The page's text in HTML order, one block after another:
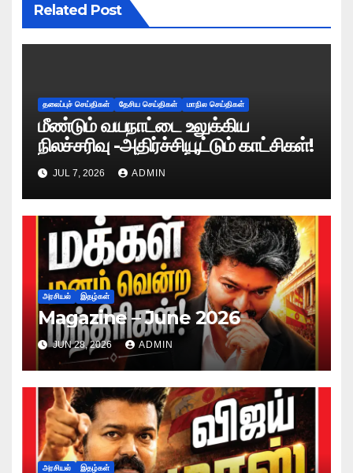
Related Post
தலைப்புச் செய்திகள் தேசிய செய்திகள் மாநில செய்திகள்
மீண்டும் வயநாட்டை உலுக்கிய
நிலச்சரிவு -அதிர்ச்சியூட்டும் காட்சிகள்!
JUL 7, 2026 ADMIN
அரசியல் இதழ்கள்
Magazine – June 2026
JUN 28, 2026 ADMIN
அரசியல் இதழ்கள்